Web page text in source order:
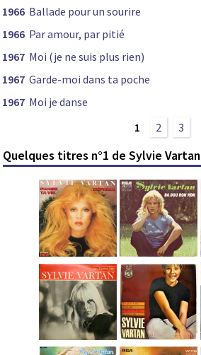
1966 Ballade pour un sourire
1966 Par amour, par pitié
1967 Moi (je ne suis plus rien)
1967 Garde-moi dans ta poche
1967 Moi je danse
1
2 3
Quelques titres n°1 de Sylvie Vartan